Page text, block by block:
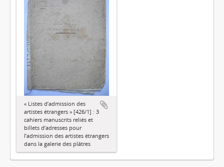
« Listes d’admission des
artistes étrangers » [426/1] : 3
cahiers manuscrits reliés et
billets d’adresses pour
l’admission des artistes étrangers
dans la galerie des plâtres